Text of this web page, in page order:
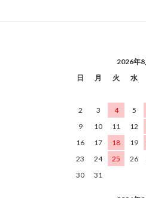
2026年8
日
月 火 水
2
3 4 5
9
10 11 12
16
17 18 19
23
24 25 26
30
31